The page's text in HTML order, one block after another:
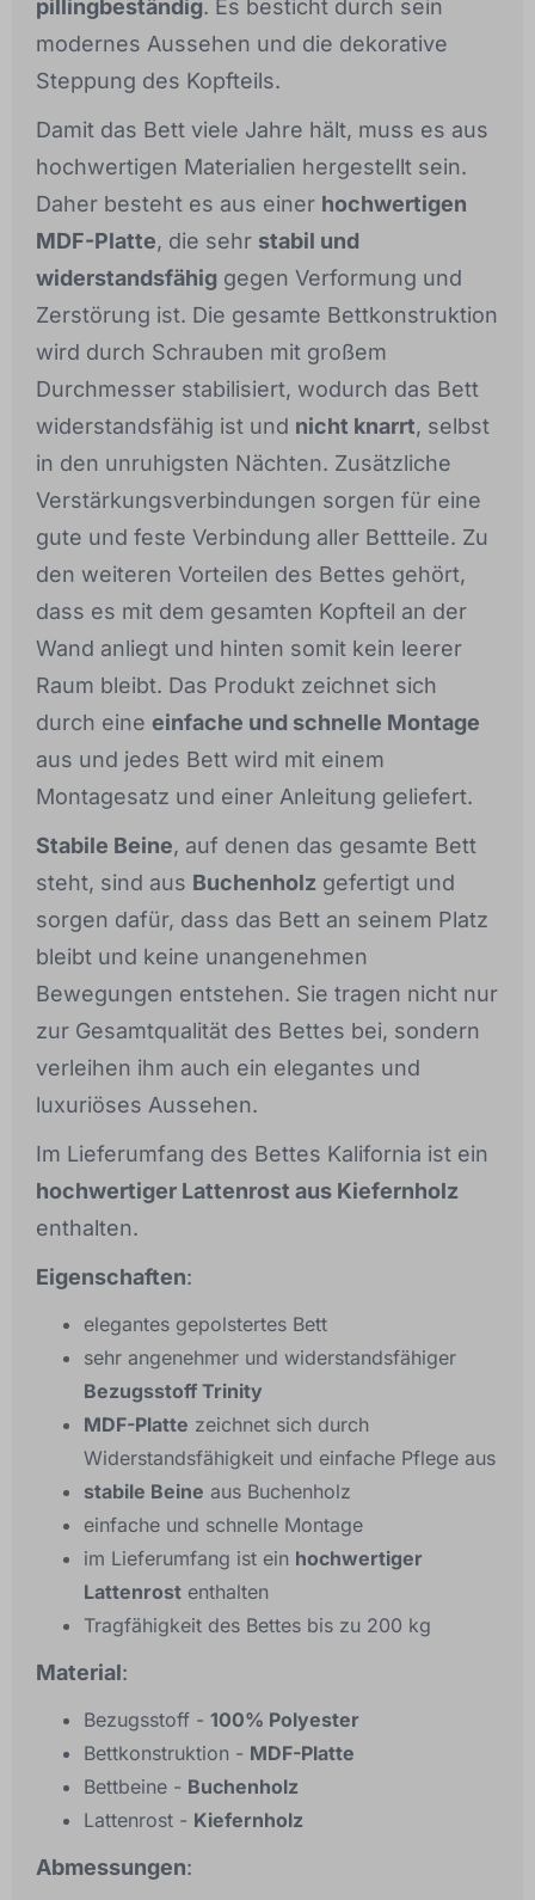
pillingbeständig. Es besticht durch sein
modernes Aussehen und die dekorative
Steppung des Kopfteils.
Damit das Bett viele Jahre hält, muss es aus
hochwertigen Materialien hergestellt sein.
Daher besteht es aus einer hochwertigen
MDF-Platte, die sehr stabil und
widerstandsfähig gegen Verformung und
Zerstörung ist. Die gesamte Bettkonstruktion
wird durch Schrauben mit großem
Durchmesser stabilisiert, wodurch das Bett
widerstandsfähig ist und nicht knarrt, selbst
in den unruhigsten Nächten. Zusätzliche
Verstärkungsverbindungen sorgen für eine
gute und feste Verbindung aller Bettteile. Zu
den weiteren Vorteilen des Bettes gehört,
dass es mit dem gesamten Kopfteil an der
Wand anliegt und hinten somit kein leerer
Raum bleibt. Das Produkt zeichnet sich
durch eine einfache und schnelle Montage
aus und jedes Bett wird mit einem
Montagesatz und einer Anleitung geliefert.
Stabile Beine, auf denen das gesamte Bett
steht, sind aus Buchenholz gefertigt und
sorgen dafür, dass das Bett an seinem Platz
bleibt und keine unangenehmen
Bewegungen entstehen. Sie tragen nicht nur
zur Gesamtqualität des Bettes bei, sondern
verleihen ihm auch ein elegantes und
luxuriöses Aussehen.
Im Lieferumfang des Bettes Kalifornia ist ein
hochwertiger Lattenrost aus Kiefernholz
enthalten.
Eigenschaften:
elegantes gepolstertes Bett
sehr angenehmer und widerstandsfähiger
Bezugsstoff Trinity
MDF-Platte zeichnet sich durch
Widerstandsfähigkeit und einfache Pflege aus
stabile Beine aus Buchenholz
einfache und schnelle Montage
im Lieferumfang ist ein hochwertiger
Lattenrost enthalten
Tragfähigkeit des Bettes bis zu 200 kg
Material:
Bezugsstoff - 100% Polyester
Bettkonstruktion - MDF-Platte
Bettbeine - Buchenholz
Lattenrost - Kiefernholz
Abmessungen: